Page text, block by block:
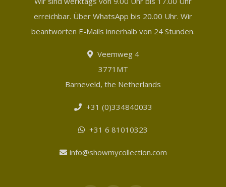
erreichbar. Über WhatsApp bis 20.00 Uhr. Wir
beantworten E-Mails innerhalb von 24 Stunden.
Veemweg 4
3771MT
Barneveld, the Netherlands
+31 (0)334840033
+31 6 81010323
info@showmycollection.com